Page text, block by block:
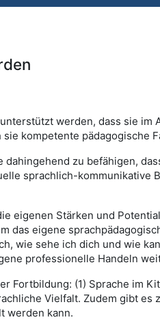
werden, dass sie im
kompetente pädagogische
zu befähigen,
sprachlich-kommunikative
eigenen Stärken und
das eigene
wie sehe ich dich und wie
professionelle Handeln
Fortbildung: (1) Sprache im
Vielfalt. Zudem gibt es
werden kann.